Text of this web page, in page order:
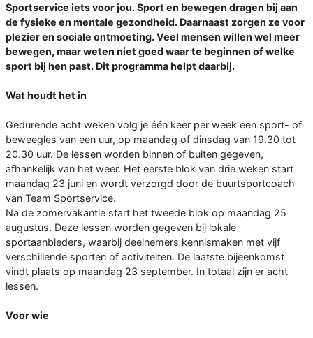
Sportservice iets voor jou. Sport en bewegen dragen bij aan
de fysieke en mentale gezondheid. Daarnaast zorgen ze voor
plezier en sociale ontmoeting. Veel mensen willen wel meer
bewegen, maar weten niet goed waar te beginnen of welke
sport bij hen past. Dit programma helpt daarbij.
Wat houdt het in
Gedurende acht weken volg je één keer per week een sport- of
beweegles van een uur, op maandag of dinsdag van 19.30 tot
20.30 uur. De lessen worden binnen of buiten gegeven,
afhankelijk van het weer. Het eerste blok van drie weken start
maandag 23 juni en wordt verzorgd door de buurtsportcoach
van Team Sportservice.
Na de zomervakantie start het tweede blok op maandag 25
augustus. Deze lessen worden gegeven bij lokale
sportaanbieders, waarbij deelnemers kennismaken met vijf
verschillende sporten of activiteiten. De laatste bijeenkomst
vindt plaats op maandag 23 september. In totaal zijn er acht
lessen.
Voor wie